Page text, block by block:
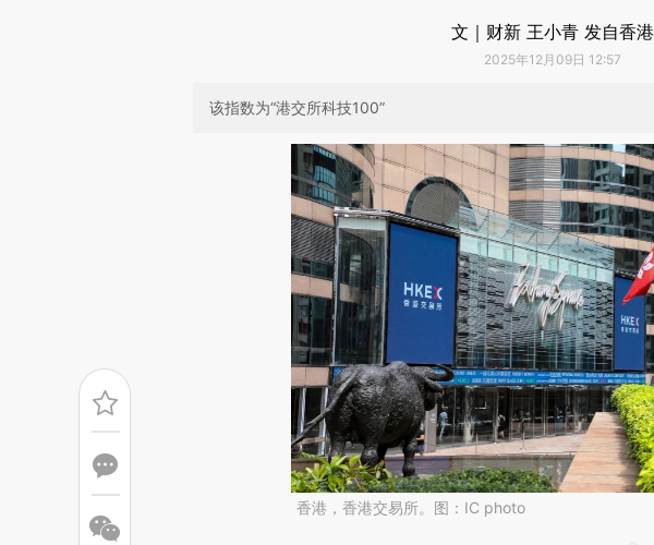
文｜财新 王小青 发自香港
2025年12月09日 12:57
该指数为“港交所科技100”
香港，香港交易所。图：IC photo